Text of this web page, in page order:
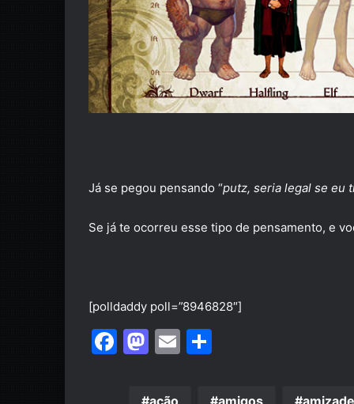
Já se pegou pensando “putz, seria legal se eu
Se já te ocorreu esse tipo de pensamento, e
[polldaddy poll=”8946828″]
F
M
st
E
ar
ação amigos amizade